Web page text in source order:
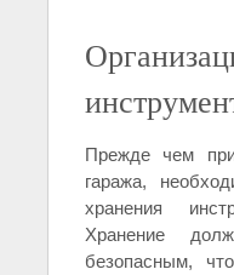
Прежде чем
гаража,
хранения
Хранение
безопасным,